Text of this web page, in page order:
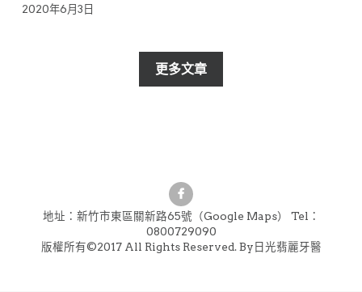
2020年6月3日
更多文章
地址：新竹市東區關新路65號（Google Maps） Tel：
0800729090
版權所有©2017 All Rights Reserved. By日光翡麗牙醫